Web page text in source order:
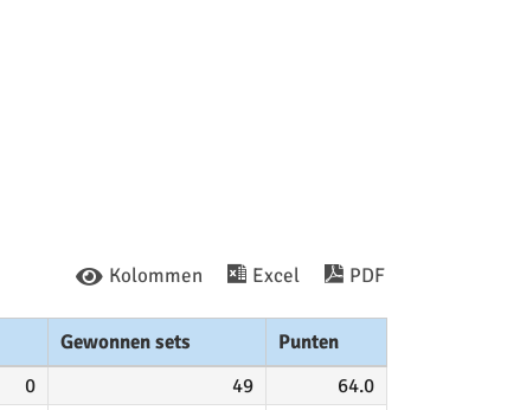
Kolommen Excel PDF
Gewonnen sets
Punten
0 49
64.0